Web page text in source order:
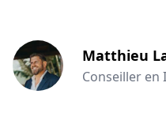
Matthieu
Conseiller en